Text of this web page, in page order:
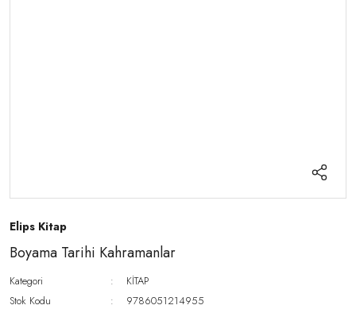
Elips Kitap
Boyama Tarihi Kahramanlar
Kategori
KİTAP
Stok Kodu
9786051214955